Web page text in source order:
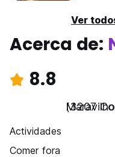
Ver
Acerca de:
8.8
(3207
Actividades
Comer fora